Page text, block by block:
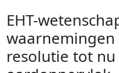
EHT-
resolutie tot